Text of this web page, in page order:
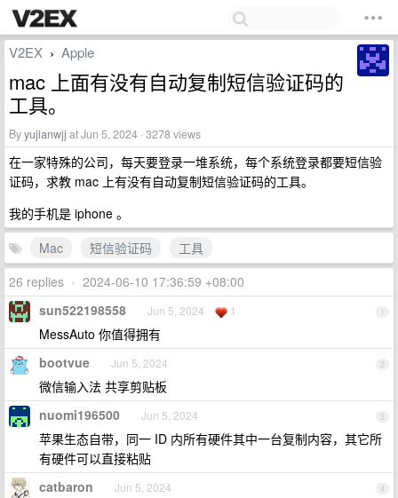
V2EX › Apple
mac 上面有没有自动复制短信验证码的
工具。
Byyujianwjj at Jun 5, 2024 · 3278 views
在一家特殊的公司，每天要登录一堆系统，每个系统登录都要短信验
证码，求教 mac 上有没有自动复制短信验证码的工具。
我的手机是 iphone 。
Mac
短信验证码
工具
26 replies • 2024-06-10 17:36:59 +08:00
1
sun522198558 Jun 5, 2024 1
MessAuto 你值得拥有
2
bootvue Jun 5, 2024
微信输入法 共享剪贴板
3
nuomi196500 Jun 5, 2024
苹果生态自带，同一 ID 内所有硬件其中一台复制内容，其它所
有硬件可以直接粘贴
4
catbaron Jun 5, 2024